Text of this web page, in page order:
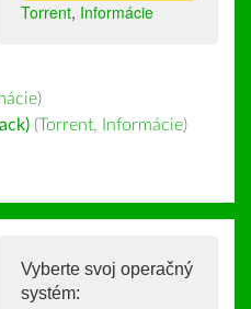
Torrent, Informácie
)
(Torrent, Informácie)
Vyberte svoj operačný
systém: